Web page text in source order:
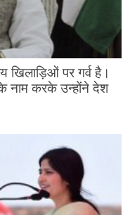
खिलाड़िओं पर गर्व है।
नाम करके उन्होंने देश